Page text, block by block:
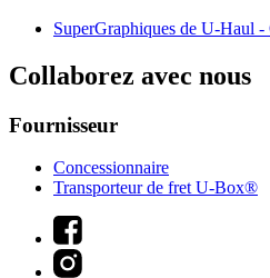
SuperGraphiques de U-Haul -
Collaborez avec nous
Fournisseur
Concessionnaire
Transporteur de fret U-Box®